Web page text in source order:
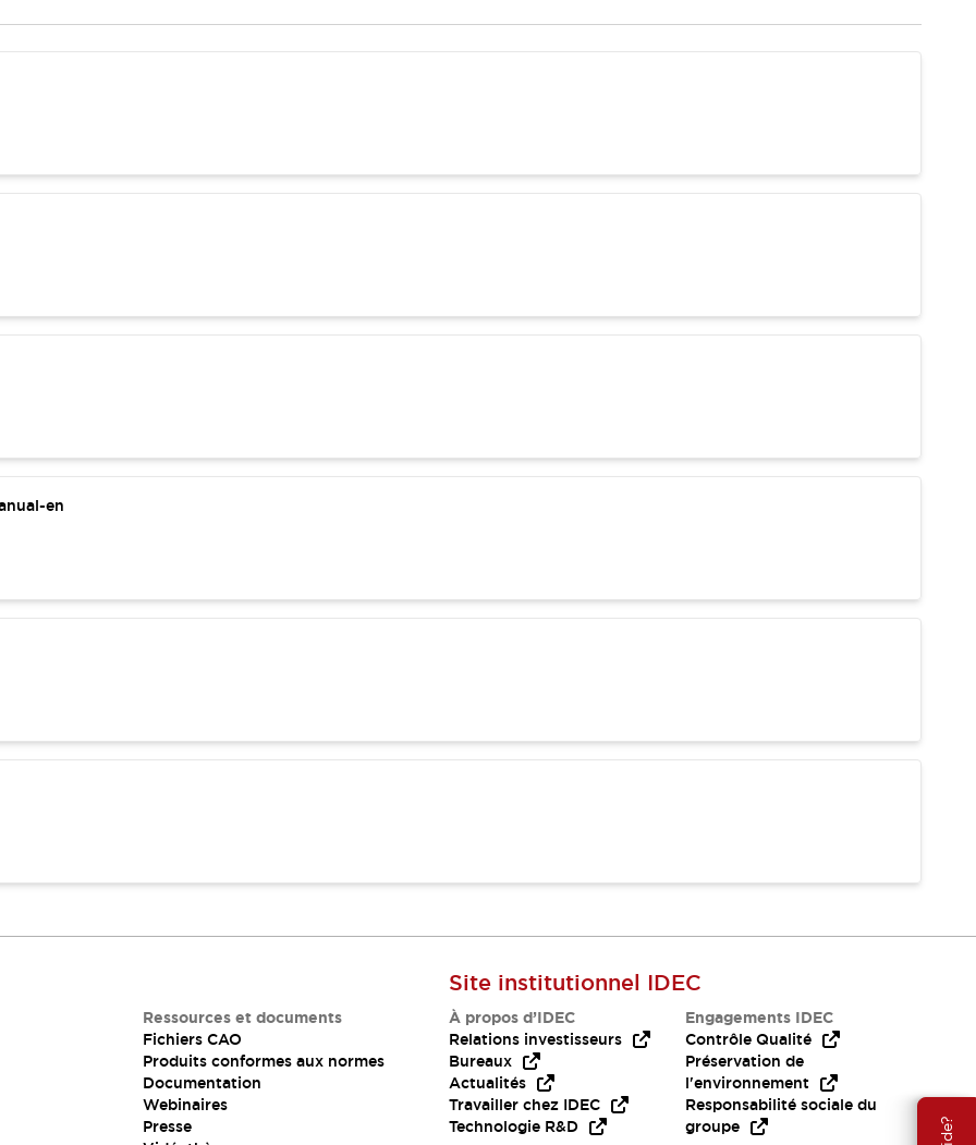
en
Ressources et documents
Fichiers CAO
Produits conformes aux normes
Documentation
Webinaires
Presse
Site institutionnel IDEC
À propos d’IDEC
Relations investisseurs
Bureaux
Actualités
Travailler chez IDEC
Technologie R&D
Engagements IDEC
Contrôle Qualité
Préservation de
l'environnement
Responsabilité sociale du
groupe